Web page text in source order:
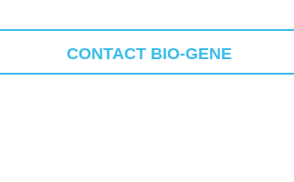
CONTACT BIO-GENE